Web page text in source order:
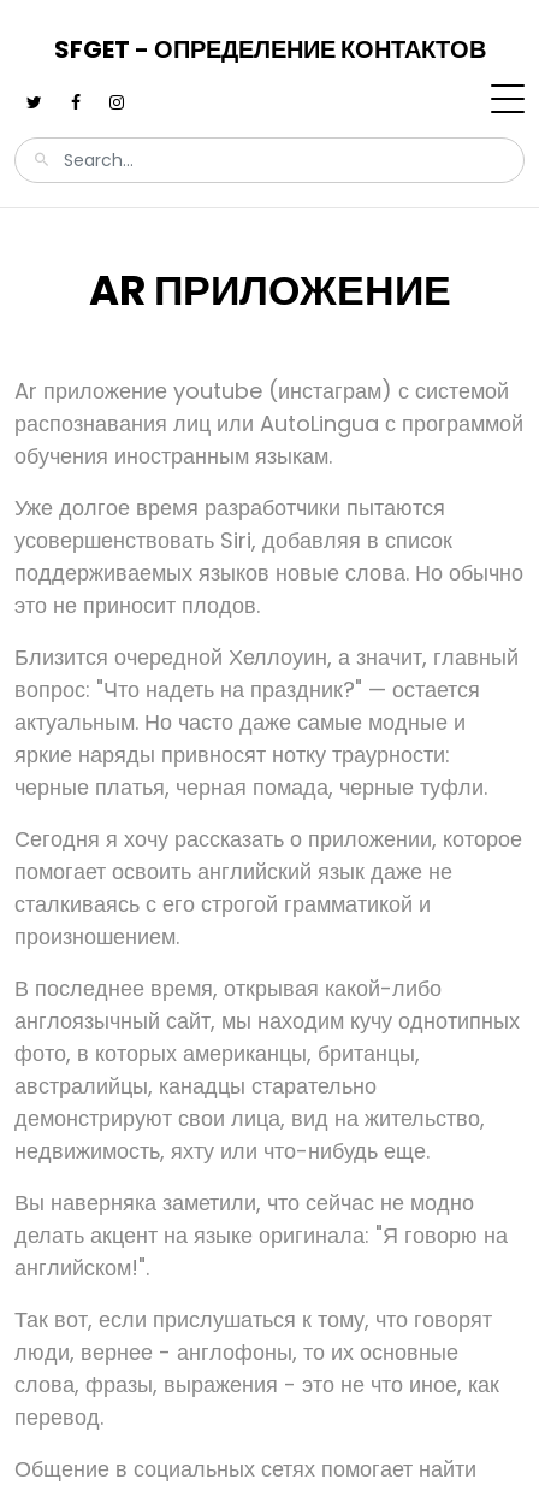
SFGET - ОПРЕДЕЛЕНИЕ КОНТАКТОВ
AR ПРИЛОЖЕНИЕ
Ar приложение youtube (инстаграм) с системой
распознавания лиц или AutoLingua с программой
обучения иностранным языкам.
Уже долгое время разработчики пытаются
усовершенствовать Siri, добавляя в список
поддерживаемых языков новые слова. Но обычно
это не приносит плодов.
Близится очередной Хеллоуин, а значит, главный
вопрос: "Что надеть на праздник?" — остается
актуальным. Но часто даже самые модные и
яркие наряды привносят нотку траурности:
черные платья, черная помада, черные туфли.
Сегодня я хочу рассказать о приложении, которое
помогает освоить английский язык даже не
сталкиваясь с его строгой грамматикой и
произношением.
В последнее время, открывая какой-либо
англоязычный сайт, мы находим кучу однотипных
фото, в которых американцы, британцы,
австралийцы, канадцы старательно
демонстрируют свои лица, вид на жительство,
недвижимость, яхту или что-нибудь еще.
Вы наверняка заметили, что сейчас не модно
делать акцент на языке оригинала: "Я говорю на
английском!".
Так вот, если прислушаться к тому, что говорят
люди, вернее - англофоны, то их основные
слова, фразы, выражения - это не что иное, как
перевод.
Общение в социальных сетях помогает найти